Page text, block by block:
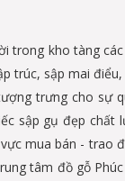
trong kho tàng
trúc, sập mai
trưng cho sự
sập gụ đẹp
mua bán - trao
tâm đồ gỗ